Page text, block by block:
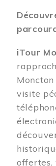
iTour
visite
offertes,